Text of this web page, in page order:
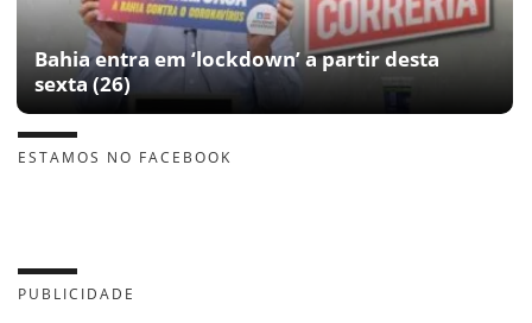
Bahia entra em ‘lockdown’ a partir desta
sexta (26)
ESTAMOS NO FACEBOOK
PUBLICIDADE